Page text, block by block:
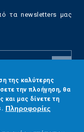
τα newsletters μας
της καλύτερης
την πλοήγηση, θα
και μας δίνετε τη
Πληροφορίες